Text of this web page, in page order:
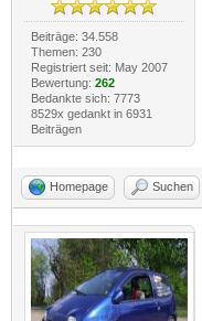
Beiträge: 34.558
Themen: 230
Registriert seit: May 2007
Bewertung: 262
Bedankte sich: 7773
8529x gedankt in 6931
Beiträgen
Homepage Suchen